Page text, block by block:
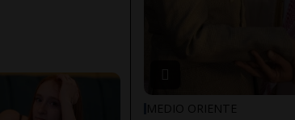
MEDIO ORIENTE